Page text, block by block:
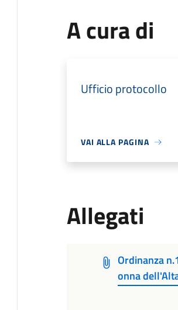
A cura di
Ufficio protocollo
VAI ALLA PAGINA
Allegati
Ordinanza
onna